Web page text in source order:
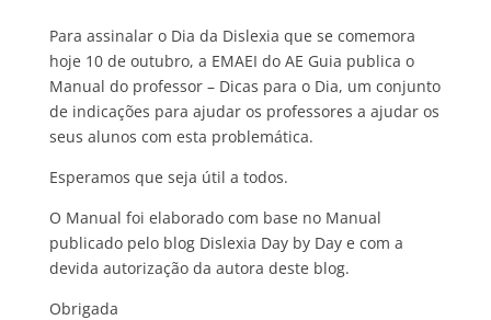
Para assinalar o Dia da Dislexia que se comemora
hoje 10 de outubro, a EMAEI do AE Guia publica o
Manual do professor – Dicas para o Dia, um conjunto
de indicações para ajudar os professores a ajudar os
seus alunos com esta problemática.
Esperamos que seja útil a todos.
O Manual foi elaborado com base no Manual
publicado pelo blog Dislexia Day by Day e com a
devida autorização da autora deste blog.
Obrigada